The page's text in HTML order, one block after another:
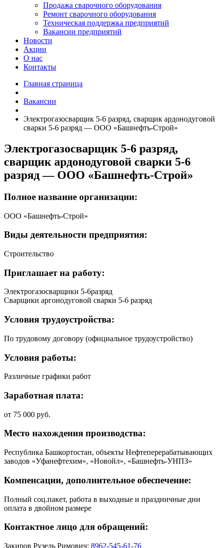
Продажа сварочного оборудования
Ремонт сварочного оборудования
Техническая поддержка предприятий
Вакансии предприятий
Новости
Акции
О нас
Контакты
Главная страница
Вакансии
Электрогазосварщик 5-6 разряд, сварщик ардонодуговой
сварки 5-6 разряд — ООО «Башнефть-Строй»
Электрогазосварщик 5-6 разряд,
сварщик ардонодуговой сварки 5-6
разряд — ООО «Башнефть-Строй»
Полное название организации:
ООО «Башнефть-Строй»
Виды деятельности предприятия:
Строительство
Приглашает на работу:
Электрогазосварщики 5-6разряд
Сварщики аргонодуговой сварки 5-6 разряд
Условия трудоустройства:
По трудовому договору (официальное трудоустройство)
Условия работы:
Различные графики работ
Заработная плата:
от 75 000 руб.
Место нахождения производства:
Республика Башкортостан, объекты Нефтеперерабатывающих
заводов «Уфанефтехим», «Новойл», «Башнефть-УНПЗ»
Компенсации, дополнительное обеспечение:
Полный соц.пакет, работа в выходные и праздничные дни
оплата в двойном размере
Контактное лицо для обращений:
Закиров Рузель Римович: 8962-545-61-76